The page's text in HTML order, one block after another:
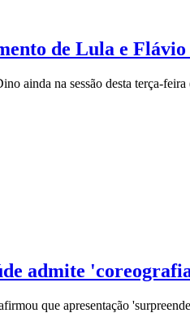
de Lula e Flávio
ainda na sessão desta terça-feira
admite
que apresentação